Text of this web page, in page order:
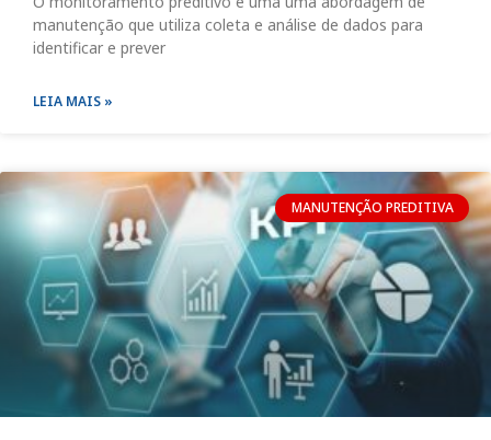
manutenção que utiliza coleta e análise de dados para
identificar e prever
LEIA MAIS »
MANUTENÇÃO PREDITIVA